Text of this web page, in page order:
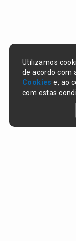
Utilizamos
de acordo com
Cookies e, ao
com estas